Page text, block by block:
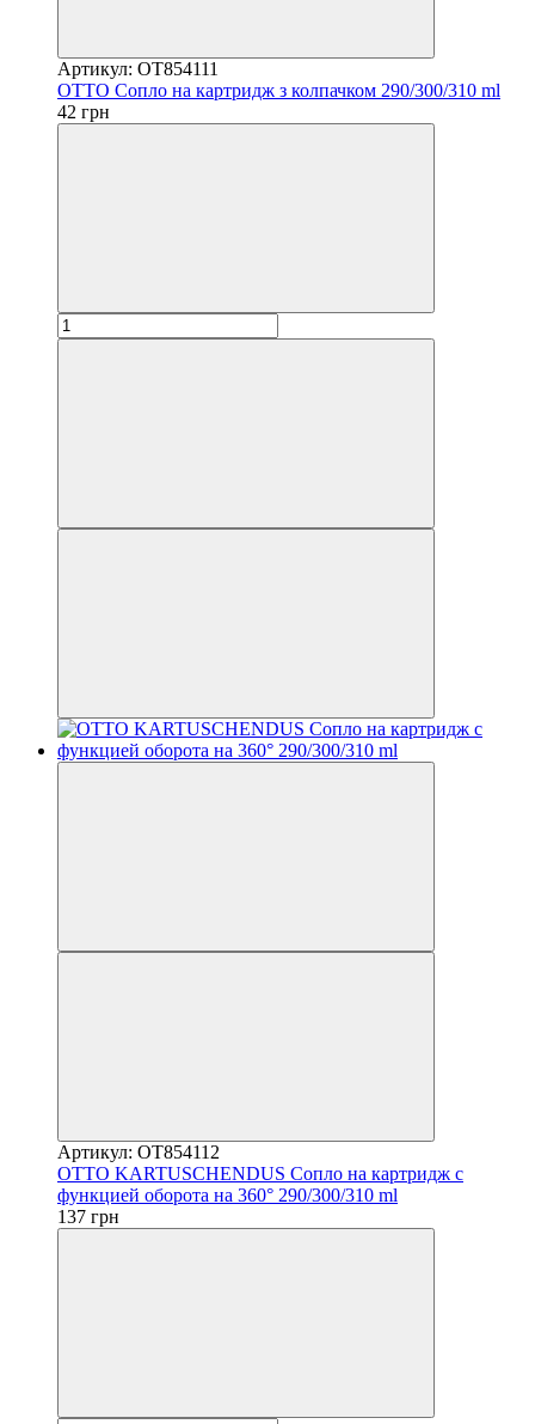
Артикул: OT854111
OTTO Сопло на картридж з колпачком 290/300/310 ml
42 грн
Артикул: OT854112
OTTO KARTUSCHENDUS Сопло на картридж с
функцией оборота на 360° 290/300/310 ml
137 грн